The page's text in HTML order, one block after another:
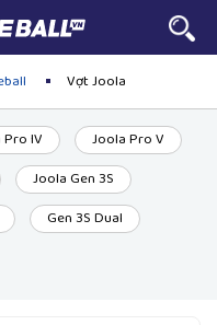
Vợt Joola
IV
Joola Pro V
Joola Gen 3S
Gen 3S Dual